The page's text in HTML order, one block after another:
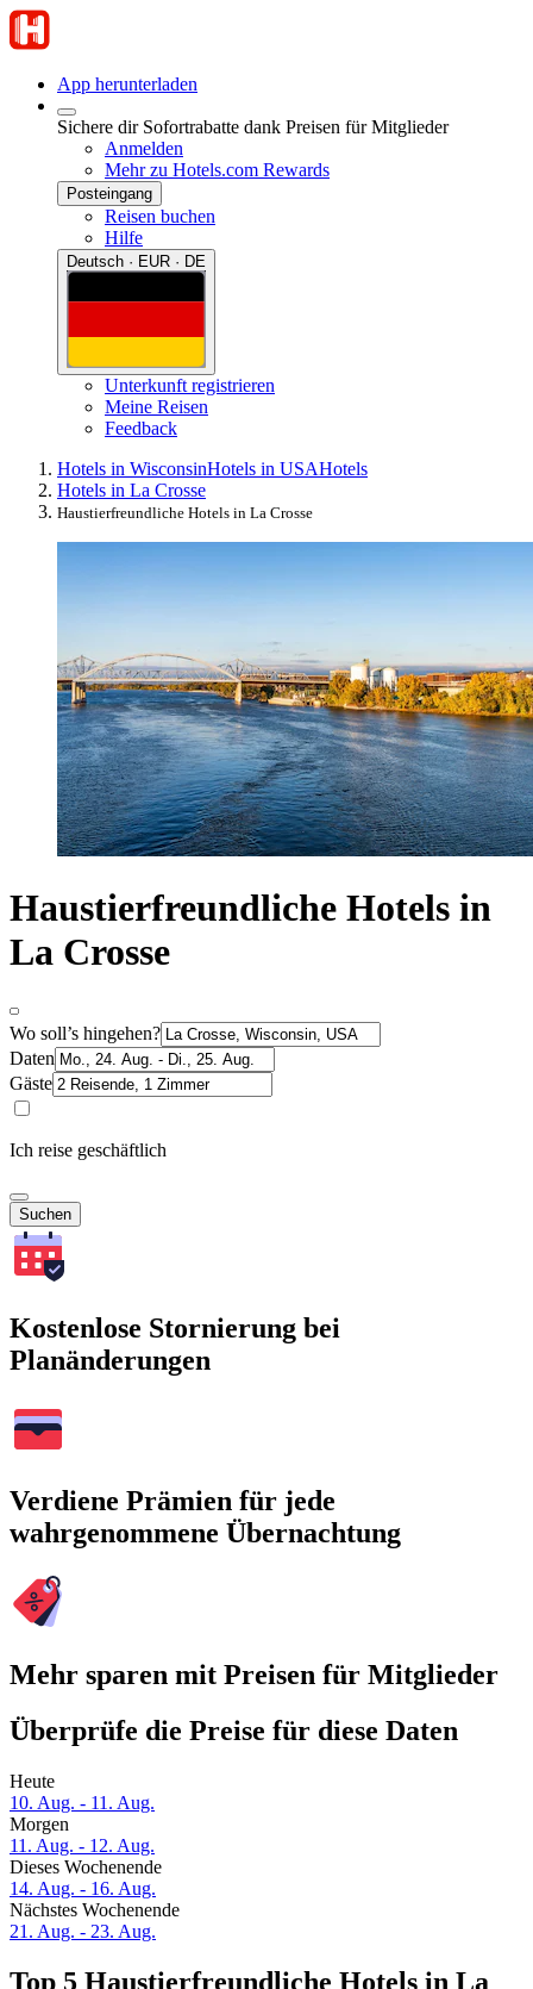
App herunterladen
Sichere dir Sofortrabatte dank Preisen für Mitglieder
Anmelden
Mehr zu Hotels.com Rewards
Posteingang
Reisen buchen
Hilfe
Deutsch · EUR · DE
Unterkunft registrieren
Meine Reisen
Feedback
Hotels in WisconsinHotels in USAHotels
Hotels in La Crosse
Haustierfreundliche Hotels in La Crosse
Haustierfreundliche Hotels in
La Crosse
Wo soll’s hingehen?
Daten
Gäste
Ich reise geschäftlich
Suchen
Kostenlose Stornierung bei
Planänderungen
Verdiene Prämien für jede
wahrgenommene Übernachtung
Mehr sparen mit Preisen für Mitglieder
Überprüfe die Preise für diese Daten
Heute
10. Aug. - 11. Aug.
Morgen
11. Aug. - 12. Aug.
Dieses Wochenende
14. Aug. - 16. Aug.
Nächstes Wochenende
21. Aug. - 23. Aug.
Top 5 Haustierfreundliche Hotels in La